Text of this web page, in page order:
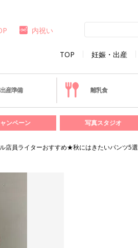
TOP 妊娠・出産
内祝い
出産準備 離乳食
ンペーン 写真スタジオ
店員ライターおすすめ★秋にはきたいパンツ5選